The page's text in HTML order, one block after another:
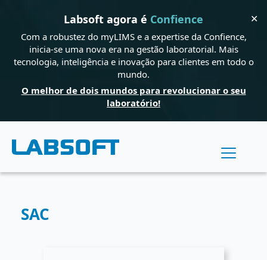
Labsoft agora é Confience
Com a robustez do myLIMS e a expertise da Confience,
inicia-se uma nova era na gestão laboratorial. Mais
tecnologia, inteligência e inovação para clientes em todo o
mundo.
O melhor de dois mundos para revolucionar o seu
laboratório!
✕
SAC